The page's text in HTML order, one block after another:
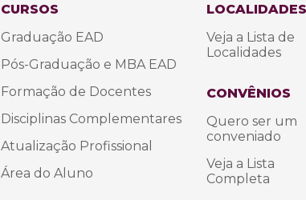
CURSOS
Graduação EAD
Pós-Graduação e MBA EAD
Formação de Docentes
Disciplinas Complementares
Atualização Profissional
Área do Aluno
LOCALIDADES
Veja a Lista de
Localidades
CONVÊNIOS
Quero ser um
conveniado
Veja a Lista
Completa